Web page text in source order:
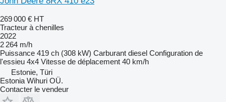
269 000 € HT
Tracteur à chenilles
2022
2 264 m/h
Puissance 419 ch (308 kW) Carburant diesel Configuration de
l'essieu 4x4 Vitesse de déplacement 40 km/h
Estonie, Türi
Estonia Wihuri OÜ.
Contacter le vendeur